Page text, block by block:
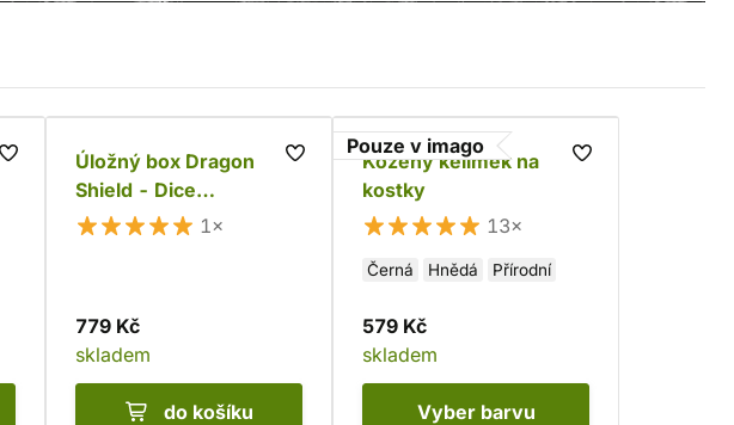
Úložný box Dragon
Shield - Dice
Companion, antracit
1×
779 Kč
skladem
do košíku
Pouze v imago
Kožený kelímek na
kostky
13×
Černá Hnědá Přírodní
579 Kč
skladem
Vyber barvu